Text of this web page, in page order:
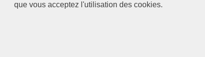
que vous acceptez l'utilisation des cookies.